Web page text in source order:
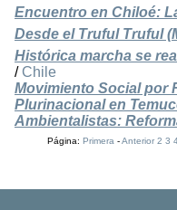
Encuentro en Chiloé:
Desde el Truful Truful
Histórica marcha se
/ Chile
Movimiento Social por
Plurinacional en
Ambientalistas:
Página:Primera -Anterior 2 3